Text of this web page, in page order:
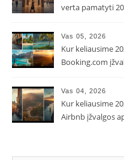
verta pamatyti
Vas 05, 2026
Kur keliausime
Booking.com
Vas 04, 2026
Kur keliausime
Airbnb įžvalgos